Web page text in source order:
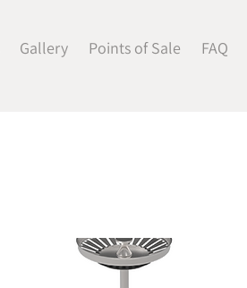
Gallery Points of Sale FAQ